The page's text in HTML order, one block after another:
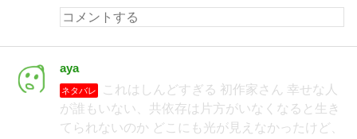
aya
ネタバレ
これはしんどすぎる 初作家さん 幸せな人
が誰もいない、共依存は片方がいなくなると生き
てられないのか どこにも光が見えなかったけど、